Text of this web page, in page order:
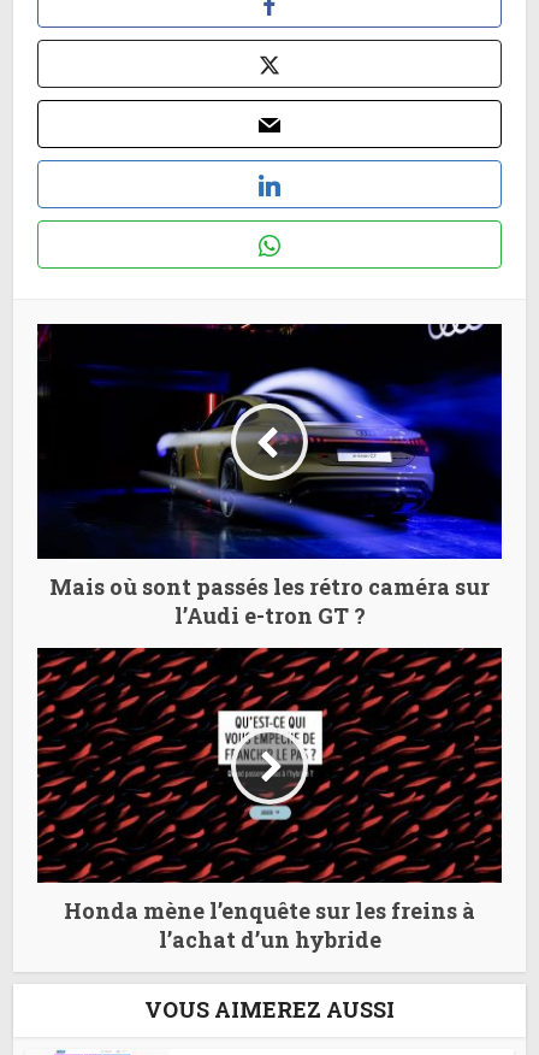
Mais où sont passés les rétro caméra sur
l’Audi e-tron GT ?
Honda mène l’enquête sur les freins à
l’achat d’un hybride
VOUS AIMEREZ AUSSI